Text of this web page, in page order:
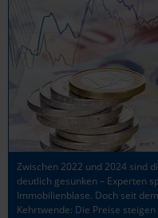
Zwischen 2022 und 2024 sind
deutlich gesunken – Experten
Immobilienblase. Doch seit
Kehrtwende: Die Preise